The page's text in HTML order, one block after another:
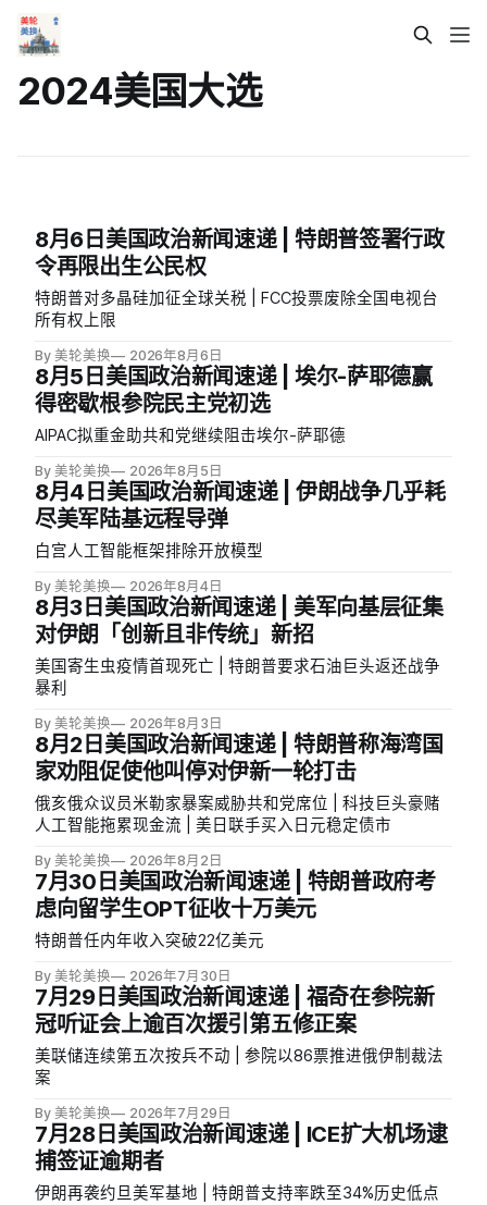
2024美国大选
8月6日美国政治新闻速递 | 特朗普签署行政
令再限出生公民权
特朗普对多晶硅加征全球关税 | FCC投票废除全国电视台
所有权上限
By 美轮美换 2026年8月6日
8月5日美国政治新闻速递 | 埃尔-萨耶德赢
得密歇根参院民主党初选
AIPAC拟重金助共和党继续阻击埃尔-萨耶德
By 美轮美换 2026年8月5日
8月4日美国政治新闻速递 | 伊朗战争几乎耗
尽美军陆基远程导弹
白宫人工智能框架排除开放模型
By 美轮美换 2026年8月4日
8月3日美国政治新闻速递 | 美军向基层征集
对伊朗「创新且非传统」新招
美国寄生虫疫情首现死亡 | 特朗普要求石油巨头返还战争
暴利
By 美轮美换 2026年8月3日
8月2日美国政治新闻速递 | 特朗普称海湾国
家劝阻促使他叫停对伊新一轮打击
俄亥俄众议员米勒家暴案威胁共和党席位 | 科技巨头豪赌
人工智能拖累现金流 | 美日联手买入日元稳定债市
By 美轮美换 2026年8月2日
7月30日美国政治新闻速递 | 特朗普政府考
虑向留学生OPT征收十万美元
特朗普任内年收入突破22亿美元
By 美轮美换 2026年7月30日
7月29日美国政治新闻速递 | 福奇在参院新
冠听证会上逾百次援引第五修正案
美联储连续第五次按兵不动 | 参院以86票推进俄伊制裁法
案
By 美轮美换 2026年7月29日
7月28日美国政治新闻速递 | ICE扩大机场逮
捕签证逾期者
伊朗再袭约旦美军基地 | 特朗普支持率跌至34%历史低点